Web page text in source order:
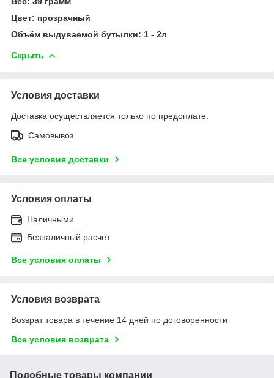
Цвет: прозрачный
Объём выдуваемой бутылки: 1 - 2л
Скрыть
Условия доставки
Доставка осуществляется только по предоплате.
Самовывоз
Все условия доставки
Условия оплаты
Наличными
Безналичный расчет
Все условия оплаты
Условия возврата
Возврат товара в течение 14 дней по договоренности
Все условия возврата
Подобные товары компании